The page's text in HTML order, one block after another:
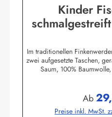
Kinder
Im traditionellen
zwei aufgesetzte Taschen,
Saum, 100%
Ab
Preise inkl. MwSt.